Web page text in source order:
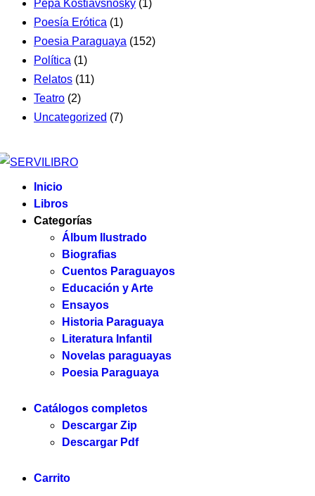
Pepa Kostiavsnosky (1)
Poesía Erótica (1)
Poesia Paraguaya (152)
Política (1)
Relatos (11)
Teatro (2)
Uncategorized (7)
Inicio
Libros
Categorías
Álbum Ilustrado
Biografias
Cuentos Paraguayos
Educación y Arte
Ensayos
Historia Paraguaya
Literatura Infantil
Novelas paraguayas
Poesia Paraguaya
Catálogos completos
Descargar Zip
Descargar Pdf
Carrito